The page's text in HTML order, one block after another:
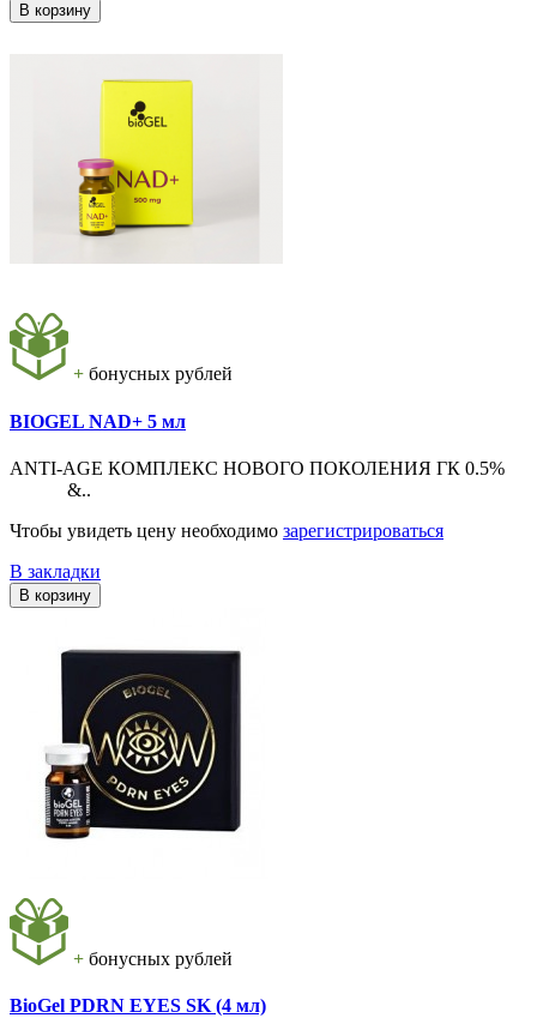
В корзину
+ бонусных рублей
BIOGEL NAD+ 5 мл
ANTI-AGE КОМПЛЕКС НОВОГО ПОКОЛЕНИЯ ГК 0.5%
&..
Чтобы увидеть цену необходимо зарегистрироваться
В закладки
В корзину
+ бонусных рублей
BioGel PDRN EYES SK (4 мл)